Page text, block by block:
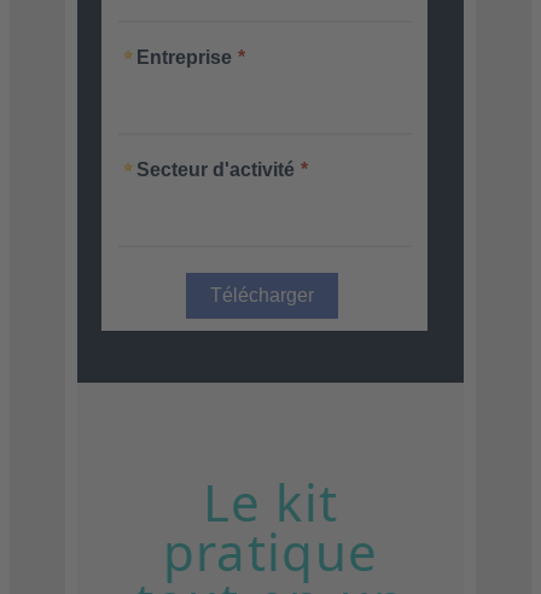
Entreprise
Secteur d'activité
Le kit
pratique